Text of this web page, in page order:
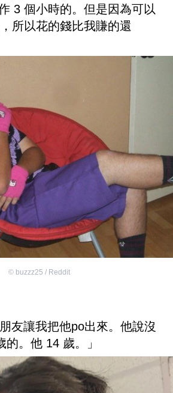
3 個小時的。但是因為可以
所以花的錢比我賺的還
© buzzz25 / Reddit
友讓我把他po出來。他說沒
。他 14 歲。」